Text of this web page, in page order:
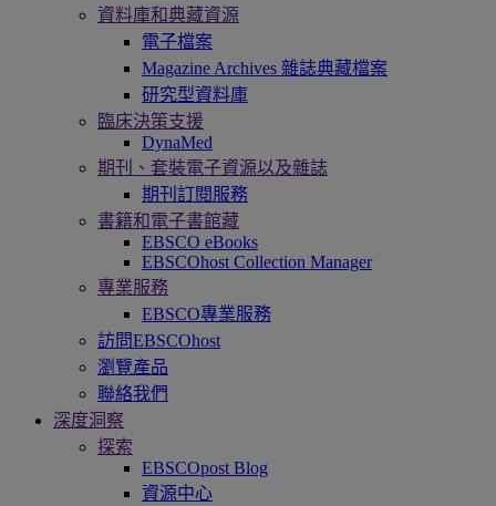
資料庫和典藏資源
電子檔案
Magazine Archives 雜誌典藏檔案
研究型資料庫
臨床決策支援
DynaMed
期刊、套裝電子資源以及雜誌
期刊訂閱服務
書籍和電子書館藏
EBSCO eBooks
EBSCOhost Collection Manager
專業服務
EBSCO專業服務
訪問EBSCOhost
瀏覽產品
聯絡我們
深度洞察
探索
EBSCOpost Blog
資源中心